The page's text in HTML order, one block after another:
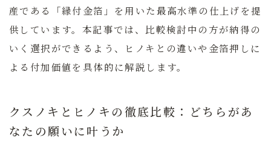
産である「縁付金箔」を用いた最高水準の仕上げを提
供しています。本記事では、比較検討中の方が納得の
いく選択ができるよう、ヒノキとの違いや金箔押しに
よる付加価値を具体的に解説します。
クスノキとヒノキの徹底比較：どちらがあ
なたの願いに叶うか